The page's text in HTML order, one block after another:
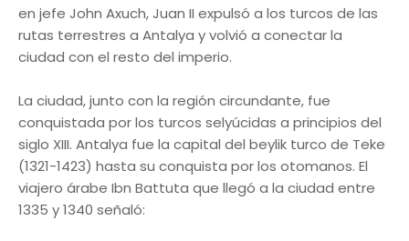
en jefe John Axuch, Juan II expulsó a los turcos de las
rutas terrestres a Antalya y volvió a conectar la
ciudad con el resto del imperio.
La ciudad, junto con la región circundante, fue
conquistada por los turcos selyúcidas a principios del
siglo XIII. Antalya fue la capital del beylik turco de Teke
(1321-1423) hasta su conquista por los otomanos. El
viajero árabe Ibn Battuta que llegó a la ciudad entre
1335 y 1340 señaló: